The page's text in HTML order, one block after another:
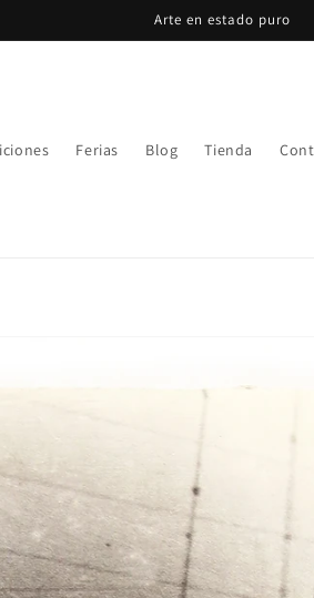
Arte en estado puro
Ferias Blog Tienda